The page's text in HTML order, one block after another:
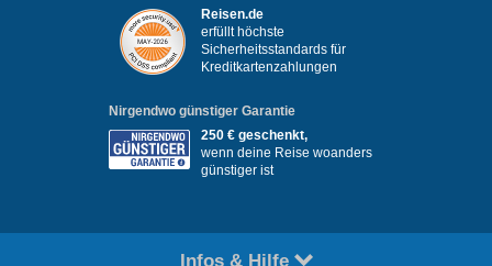
Reisen.de
erfüllt höchste
Sicherheitsstandards für
Kreditkartenzahlungen
Nirgendwo günstiger Garantie
250 € geschenkt,
wenn deine Reise woanders
günstiger ist
Infos & Hilfe